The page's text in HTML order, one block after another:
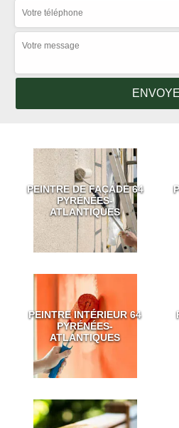
PEINTRE DE FAÇADE 64
PYRÉNÉES-
ATLANTIQUES
PEINTRE INTÉRIEUR 64
PYRÉNÉES-
ATLANTIQUES